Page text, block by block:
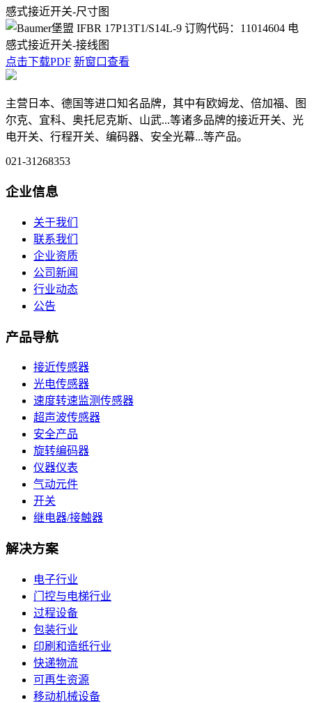
点击下载PDF 新窗口查看
主营日本、德国等进口知名品牌，其中有欧姆龙、倍加福、图
尔克、宜科、奥托尼克斯、山武...等诸多品牌的接近开关、光
电开关、行程开关、编码器、安全光幕...等产品。
021-31268353
企业信息
关于我们
联系我们
企业资质
公司新闻
行业动态
公告
产品导航
接近传感器
光电传感器
速度转速监测传感器
超声波传感器
安全产品
旋转编码器
仪器仪表
气动元件
开关
继电器/接触器
解决方案
电子行业
门控与电梯行业
过程设备
包装行业
印刷和造纸行业
快递物流
可再生资源
移动机械设备